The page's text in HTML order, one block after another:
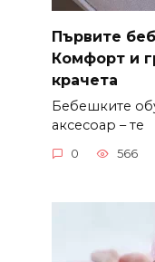
Първите
Комфорт и
крачета
Бебешките
аксесоар – те
0 566